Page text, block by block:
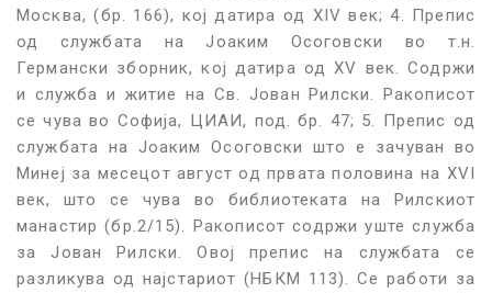
Москва, (бр. 166), кој датира од XIV век; 4. Препис
од службата на Јоаким Осоговски во т.н.
Германски зборник, кој датира од XV век. Содржи
и служба и житие на Св. Јован Рилски. Ракописот
се чува во Софија, ЦИАИ, под. бр. 47; 5. Препис од
службата на Јоаким Осоговски што е зачуван во
Минеј за месецот август од првата половина на XVI
век, што се чува во библиотеката на Рилскиот
манастир (бр.2/15). Ракописот содржи уште служба
за Јован Рилски. Овој препис на службата се
разликува од најстариот (НБКМ 113). Се работи за